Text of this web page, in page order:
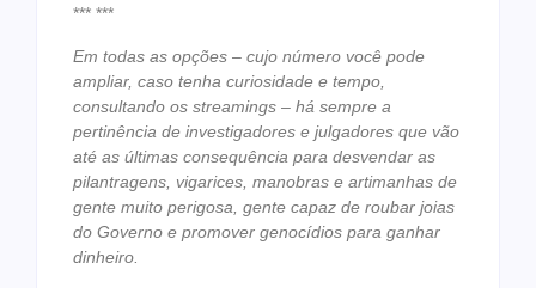
*** ***
Em todas as opções – cujo número você pode
ampliar, caso tenha curiosidade e tempo,
consultando os streamings – há sempre a
pertinência de investigadores e julgadores que vão
até as últimas consequência para desvendar as
pilantragens, vigarices, manobras e artimanhas de
gente muito perigosa, gente capaz de roubar joias
do Governo e promover genocídios para ganhar
dinheiro.